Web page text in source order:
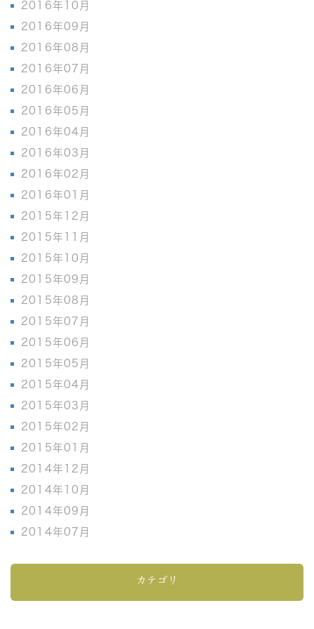
2016年10月
2016年09月
2016年08月
2016年07月
2016年06月
2016年05月
2016年04月
2016年03月
2016年02月
2016年01月
2015年12月
2015年11月
2015年10月
2015年09月
2015年08月
2015年07月
2015年06月
2015年05月
2015年04月
2015年03月
2015年02月
2015年01月
2014年12月
2014年10月
2014年09月
2014年07月
カテゴリ